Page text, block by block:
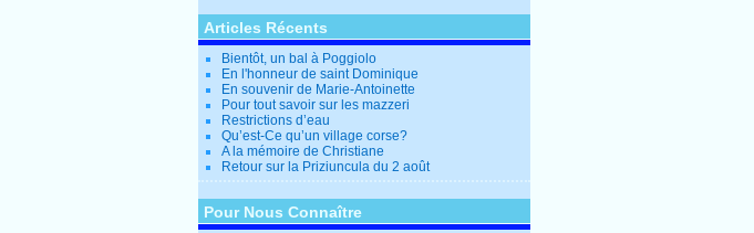
Articles Récents
Bientôt, un bal à Poggiolo
En l'honneur de saint Dominique
En souvenir de Marie-Antoinette
Pour tout savoir sur les mazzeri
Restrictions d’eau
Qu’est-Ce qu’un village corse?
A la mémoire de Christiane
Retour sur la Priziuncula du 2 août
Pour Nous Connaître